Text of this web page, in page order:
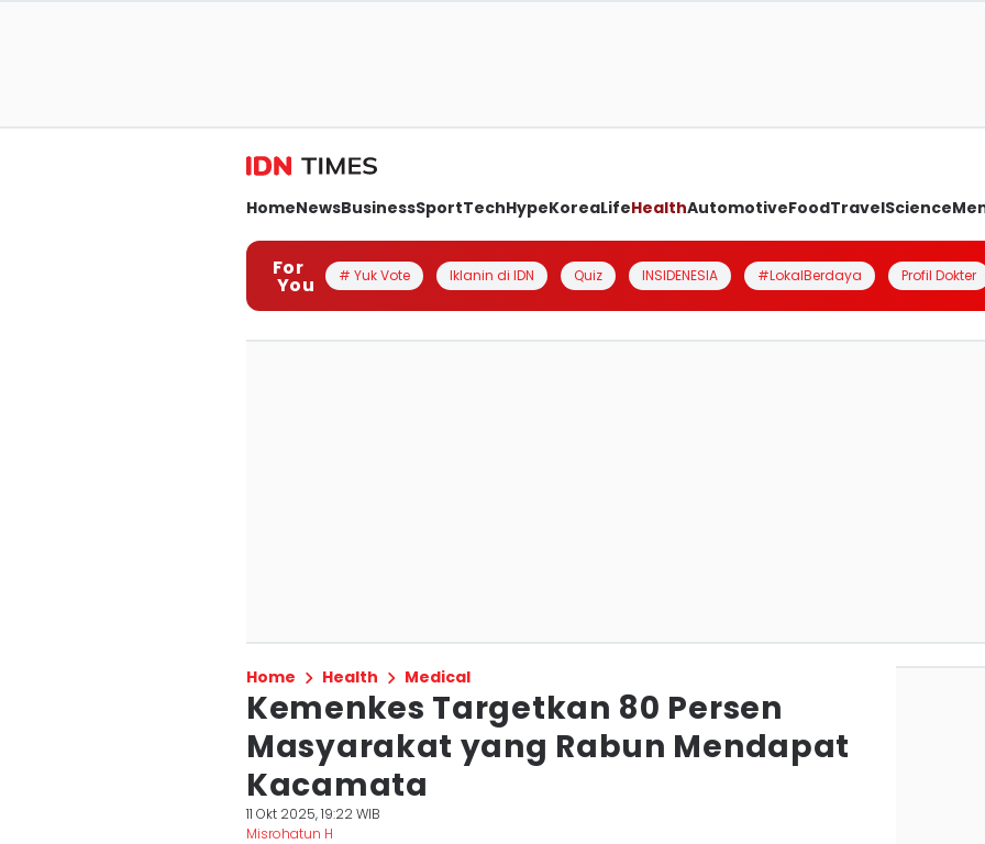
HomeNewsBusinessSportTechHypeKoreaLifeHealthAutomotiveFoodTravelScience
For
You # Yuk Vote Iklanin di IDN Quiz INSIDENESIA #LokalBerdaya Profil Dokter
Home Health Medical
Kemenkes Targetkan 80 Persen
Masyarakat yang Rabun Mendapat
Kacamata
11 Okt 2025, 19:22 WIB
Misrohatun H